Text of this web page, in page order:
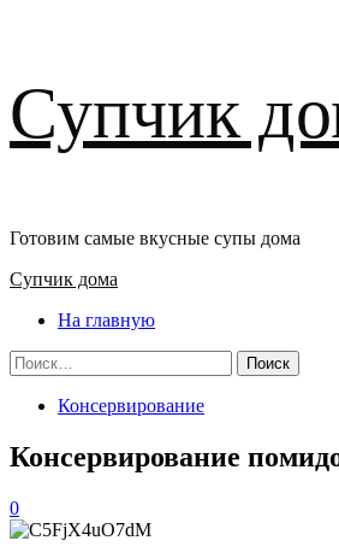
к
содержимому
Супчик
Готовим самые вкусные супы дома
Основное
Супчик дома
На главную
Найти:
Консервирование
Консервирование
0